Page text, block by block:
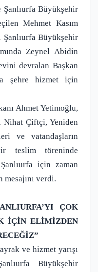
Büyükşehir
Mehmet Kasım
Şanlıurfa Büyükşehir
Zeynel Abidin
devralan Başkan
şehre hizmet için
Ahmet Yetimoğlu,
Nihat Çiftçi, Yeniden
ve vatandaşların
teslim töreninde
için zaman
mesajını verdi.
ÇOK
İÇİN ELİMİZDEN
ve hizmet yarışı
Büyükşehir